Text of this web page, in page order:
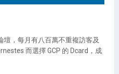
壇，每月有八百萬不重複訪客及
而選擇 GCP 的 Dcard，成